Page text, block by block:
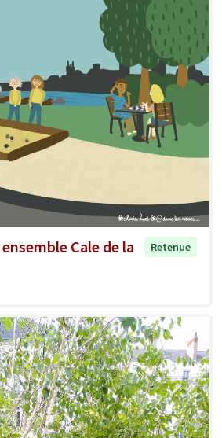
Cale de la
Retenue